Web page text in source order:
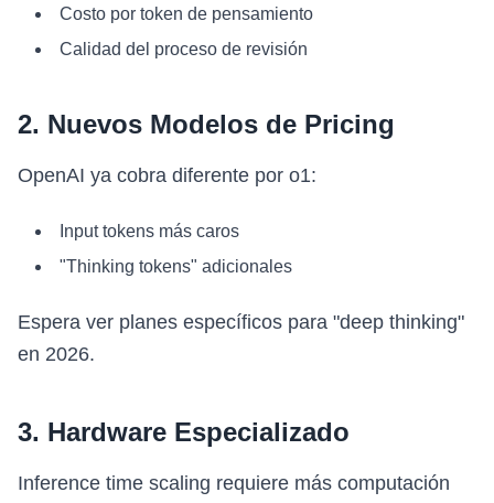
Costo por token de pensamiento
Calidad del proceso de revisión
2. Nuevos Modelos de Pricing
OpenAI ya cobra diferente por o1:
Input tokens más caros
"Thinking tokens" adicionales
Espera ver planes específicos para "deep thinking"
en 2026.
3. Hardware Especializado
Inference time scaling requiere más computación